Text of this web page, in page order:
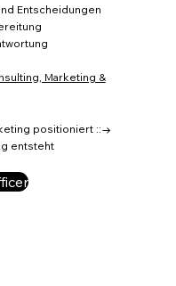
Entscheidungen
Marketing &
positioniert ::→
entsteht